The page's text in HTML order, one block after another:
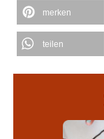
merken
teilen